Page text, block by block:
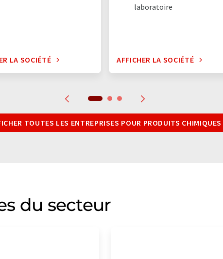
LA SOCIÉTÉ
laboratoire
AFFICHER LA SOCIÉTÉ
TOUTES LES ENTREPRISES POUR PRODUITS CHIMIQUES
du secteur